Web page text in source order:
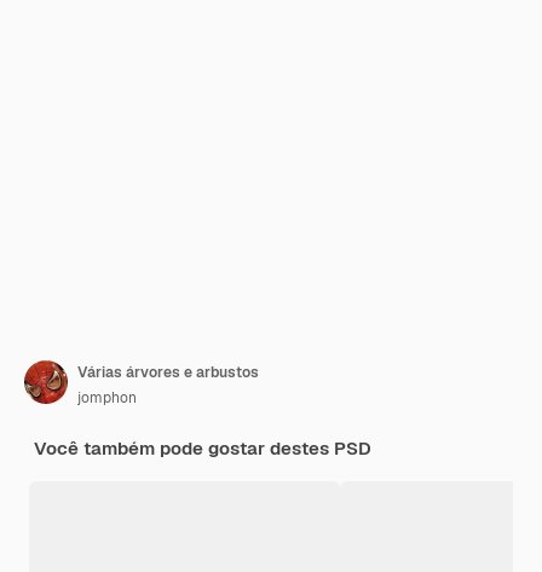
Várias árvores e arbustos
jomphon
Você também pode gostar destes PSD